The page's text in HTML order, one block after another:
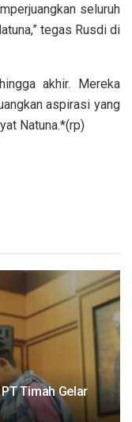
seluruh
tegas Rusdi di
akhir. Mereka
aspirasi yang
Natuna.*(rp)
Timah Gelar